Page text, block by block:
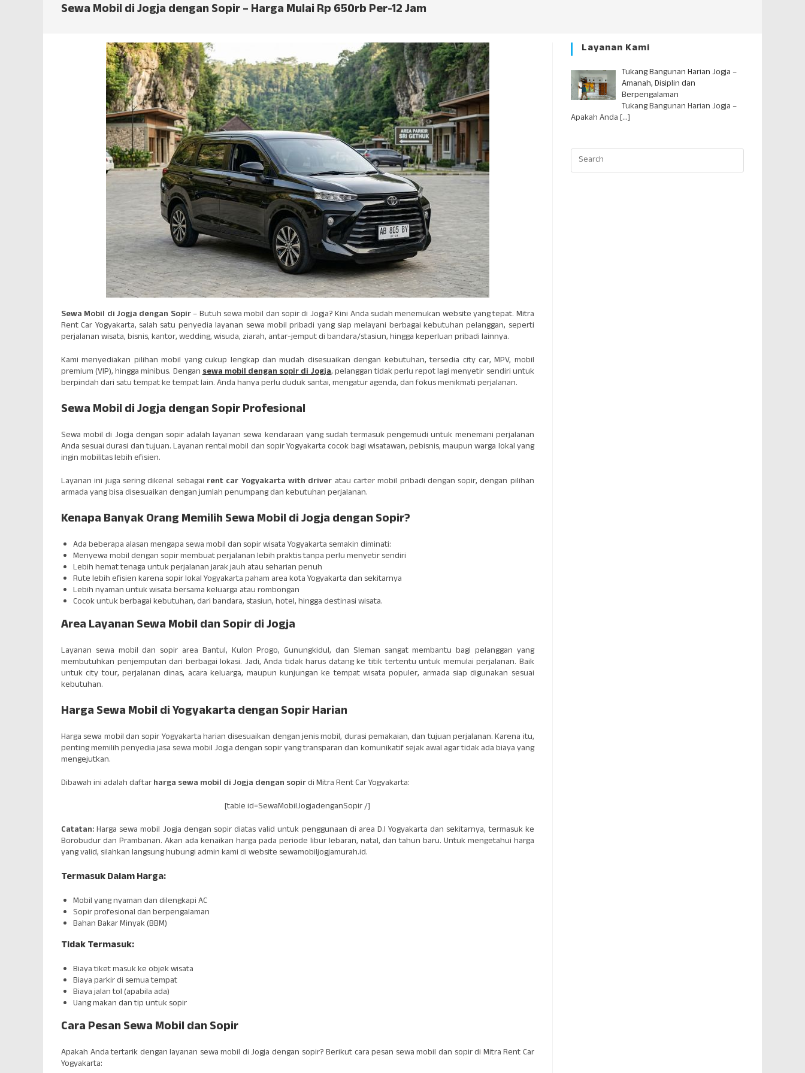
Sewa Mobil di Jogja dengan Sopir – Harga Mulai Rp 650rb Per-12 Jam
Sewa Mobil di Jogja dengan Sopir– Butuh sewa mobil dan sopir di Jogja? Kini Anda sudah menemukan website yang tepat. Mitra
Rent Car Yogyakarta, salah satu penyedia layanan sewa mobil pribadi yang siap melayani berbagai kebutuhan pelanggan, seperti
perjalanan wisata, bisnis, kantor, wedding, wisuda, ziarah, antar-jemput di bandara/stasiun, hingga keperluan pribadi lainnya.
Kami menyediakan pilihan mobil yang cukup lengkap dan mudah disesuaikan dengan kebutuhan, tersedia city car, MPV, mobil
premium (VIP), hingga minibus. Dengansewa mobil dengan sopir di Jogja, pelanggan tidak perlu repot lagi menyetir sendiri untuk
berpindah dari satu tempat ke tempat lain. Anda hanya perlu duduk santai, mengatur agenda, dan fokus menikmati perjalanan.
Sewa Mobil di Jogja dengan Sopir Profesional
Sewa mobil di Jogja dengan sopir adalah layanan sewa kendaraan yang sudah termasuk pengemudi untuk menemani perjalanan
Anda sesuai durasi dan tujuan. Layanan rental mobil dan sopir Yogyakarta cocok bagi wisatawan, pebisnis, maupun warga lokal yang
ingin mobilitas lebih efisien.
Layanan ini juga sering dikenal sebagai rent car Yogyakarta with driver atau carter mobil pribadi dengan sopir, dengan pilihan
armada yang bisa disesuaikan dengan jumlah penumpang dan kebutuhan perjalanan.
Kenapa Banyak Orang Memilih Sewa Mobil di Jogja dengan Sopir?
Ada beberapa alasan mengapa sewa mobil dan sopir wisata Yogyakarta semakin diminati:
Menyewa mobil dengan sopir membuat perjalanan lebih praktis tanpa perlu menyetir sendiri
Lebih hemat tenaga untuk perjalanan jarak jauh atau seharian penuh
Rute lebih efisien karena sopir lokal Yogyakarta paham area kota Yogyakarta dan sekitarnya
Lebih nyaman untuk wisata bersama keluarga atau rombongan
Cocok untuk berbagai kebutuhan, dari bandara, stasiun, hotel, hingga destinasi wisata.
Area Layanan Sewa Mobil dan Sopir di Jogja
Layanan sewa mobil dan sopir area Bantul, Kulon Progo, Gunungkidul, dan Sleman sangat membantu bagi pelanggan yang
membutuhkan penjemputan dari berbagai lokasi. Jadi, Anda tidak harus datang ke titik tertentu untuk memulai perjalanan. Baik
untuk city tour, perjalanan dinas, acara keluarga, maupun kunjungan ke tempat wisata populer, armada siap digunakan sesuai
kebutuhan.
Harga Sewa Mobil di Yogyakarta dengan Sopir Harian
Harga sewa mobil dan sopir Yogyakarta harian disesuaikan dengan jenis mobil, durasi pemakaian, dan tujuan perjalanan. Karena itu,
penting memilih penyedia jasa sewa mobil Jogja dengan sopir yang transparan dan komunikatif sejak awal agar tidak ada biaya yang
mengejutkan.
Dibawah ini adalah daftarharga sewa mobil di Jogja dengan sopirdi Mitra Rent Car Yogyakarta:
[table id=SewaMobilJogjadenganSopir /]
Catatan:Harga sewa mobil Jogja dengan sopir diatas valid untuk penggunaan di area D.I Yogyakarta dan sekitarnya, termasuk ke
Borobudur dan Prambanan. Akan ada kenaikan harga pada periode libur lebaran, natal, dan tahun baru. Untuk mengetahui harga
yang valid, silahkan langsung hubungi admin kami di website sewamobiljogjamurah.id.
Termasuk Dalam Harga:
Mobil yang nyaman dan dilengkapi AC
Sopir profesional dan berpengalaman
Bahan Bakar Minyak (BBM)
Tidak Termasuk:
Biaya tiket masuk ke objek wisata
Biaya parkir di semua tempat
Biaya jalan tol (apabila ada)
Uang makan dan tip untuk sopir
Cara Pesan Sewa Mobil dan Sopir
Apakah Anda tertarik dengan layanan sewa mobil di Jogja dengan sopir? Berikut cara pesan sewa mobil dan sopir di Mitra Rent Car
Yogyakarta:
Layanan Kami
Tukang Bangunan Harian Jogja –
Amanah, Disiplin dan
Berpengalaman
Tukang Bangunan Harian Jogja –
Apakah Anda[…]